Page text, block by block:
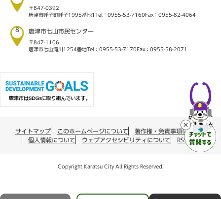
〒847-0392
唐津市呼子町呼子1995番地1 Tel：0955-53-7160 Fax：0955-82-4064
8 唐津市七山市民センター
〒847-1106
唐津市七山滝川1254番地Tel：0955-53-7170 Fax：0955-58-2071
サイトマップ このホームページについて
著作権・免責事項について
個人情報について
ウェブアクセシビリティについて RSS配信
Copyright Karatsu City All Rights Reserved.